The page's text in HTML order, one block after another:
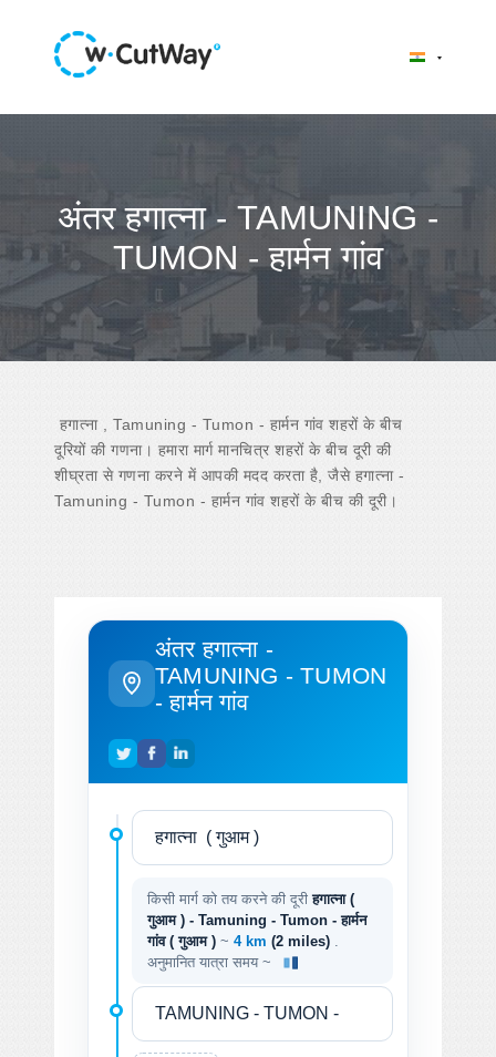
अंतर हगात्ना - TAMUNING -
TUMON - हार्मन गांव
हगात्ना , Tamuning - Tumon - हार्मन गांव शहरों के बीच
दूरियों की गणना। हमारा मार्ग मानचित्र शहरों के बीच दूरी की
शीघ्रता से गणना करने में आपकी मदद करता है, जैसे हगात्ना -
Tamuning - Tumon - हार्मन गांव शहरों के बीच की दूरी।
अंतर हगात्ना -
TAMUNING - TUMON
- हार्मन गांव
किसी मार्ग को तय करने की दूरीहगात्ना (
गुआम ) - Tamuning - Tumon - हार्मन
गांव ( गुआम ) ~ 4 km (2 miles)
अनुमानित यात्रा समय ~